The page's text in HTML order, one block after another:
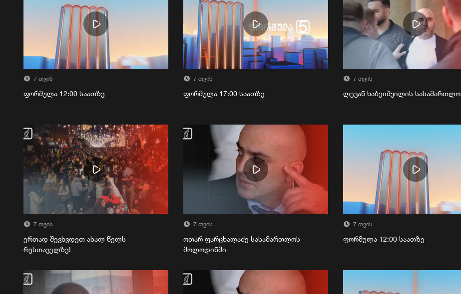
7 თვის
ფორმულა 12:00 საათზე
7 თვის
ფორმულა 17:00 საათზე
7 თვის
ლევან ხაბეიშვილის სასამართლო
7 თვის
ერთად შევხვდეთ ახალ წელს
რუსთაველზე!
7 თვის
ოთარ ფარცხალაძე სასამართლოს
მოლოდინში
7 თვის
ფორმულა 12:00 საათზე